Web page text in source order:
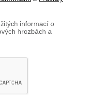
informací o
hrozbách a